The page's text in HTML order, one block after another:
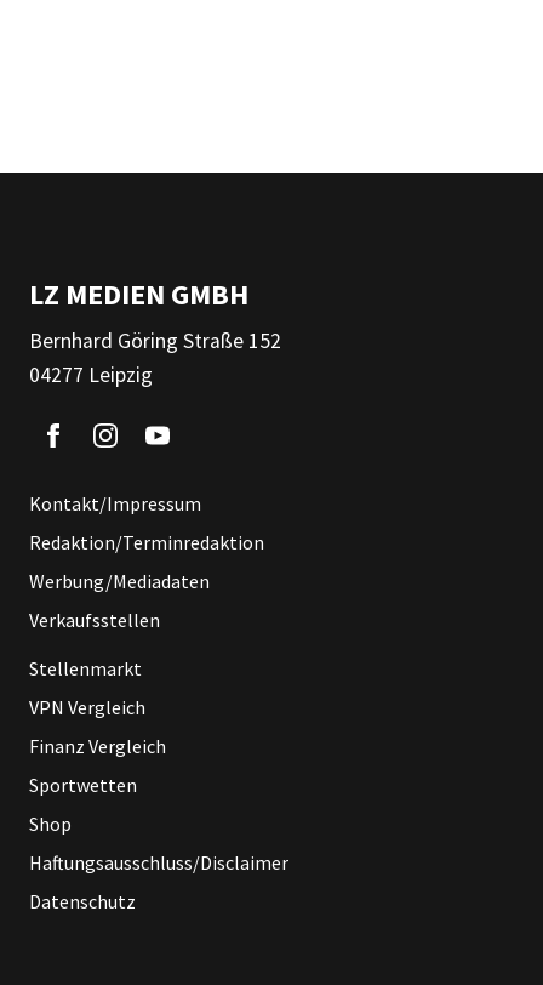
LZ MEDIEN GMBH
Bernhard Göring Straße 152
04277 Leipzig
Kontakt/Impressum
Redaktion/Terminredaktion
Werbung/Mediadaten
Verkaufsstellen
Stellenmarkt
VPN Vergleich
Finanz Vergleich
Sportwetten
Shop
Haftungsausschluss/Disclaimer
Datenschutz